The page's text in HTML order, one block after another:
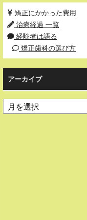
矯正にかかった費用
治療経過 一覧
経験者は語る
矯正歯科の選び方
アーカイブ
ア
ー